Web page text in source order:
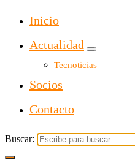
Yacal micro hosting
Inicio
Actualidad
Tecnoticias
Socios
Contacto
Buscar: